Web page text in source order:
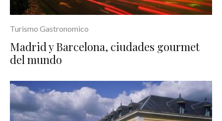
Turismo Gastronomico
Madrid y Barcelona, ciudades gourmet
del mundo